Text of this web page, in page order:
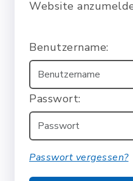
Website
Benutzername:
Passwort:
Passwort vergessen?